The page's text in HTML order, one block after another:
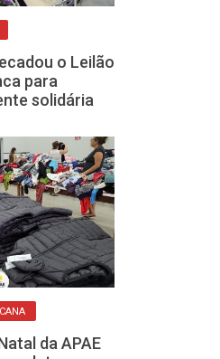
o Leilão
para
solidária
da APAE